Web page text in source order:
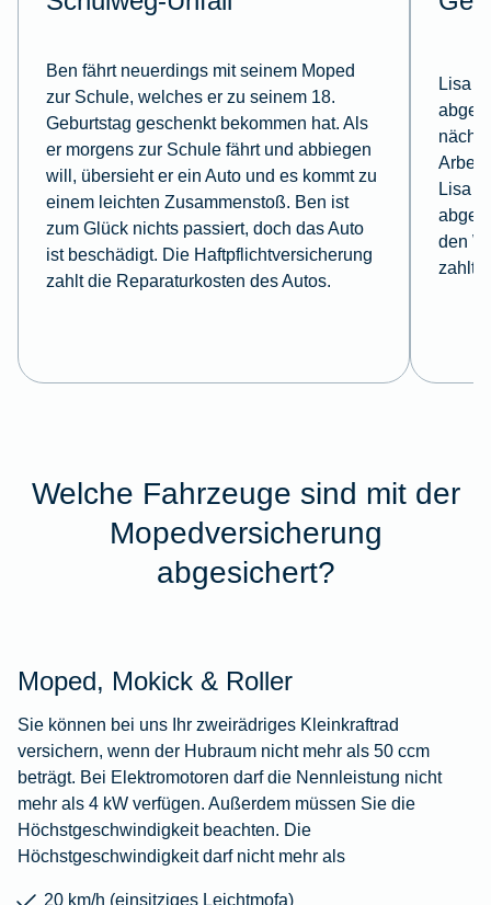
Ben fährt neuerdings mit seinem Moped
zur Schule, welches er zu seinem 18.
Geburtstag geschenkt bekommen hat. Als
er morgens zur Schule fährt und abbiegen
will, übersieht er ein Auto und es kommt zu
einem leichten Zusammenstoß. Ben ist
zum Glück nichts passiert, doch das Auto
ist beschädigt. Die Haftpflichtversicherung
zahlt die Reparaturkosten des Autos.
Lisa
Arbeit
Lisa
den
zahlt.
Welche Fahrzeuge sind mit der
Mopedversicherung
abgesichert?
Moped, Mokick & Roller
Sie können bei uns Ihr zweirädriges Kleinkraftrad
versichern, wenn der Hubraum nicht mehr als 50 ccm
beträgt. Bei Elektromotoren darf die Nennleistung nicht
mehr als 4 kW verfügen. Außerdem müssen Sie die
Höchstgeschwindigkeit beachten. Die
Höchstgeschwindigkeit darf nicht mehr als
20 km/h (einsitziges Leichtmofa)